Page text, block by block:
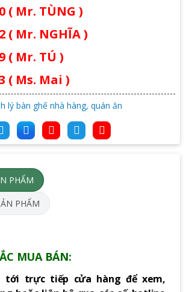
( Mr. TÙNG )
( Mr. NGHĨA )
( Mr. TÚ )
( Ms. Mai )
lý bàn ghế nhà hàng, quán ăn
PHẨM
PHẨM
MUA BÁN:
tới trực tiếp cửa hàng để xem,